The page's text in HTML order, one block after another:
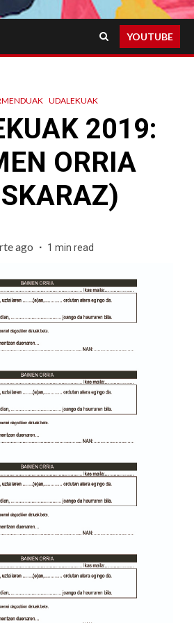
YOUTUBE
UDALEKUAK
2019:
ORRIA
ago 1 min read